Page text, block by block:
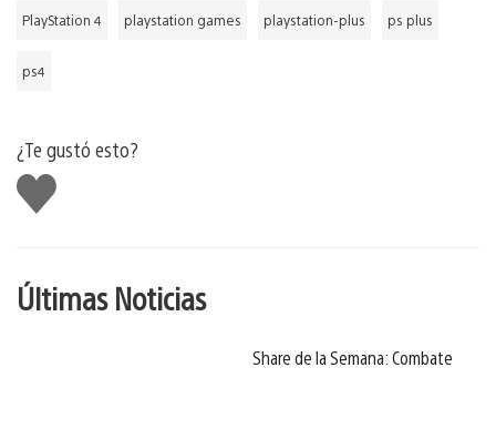
PlayStation 4 playstation games playstation-plus ps plus
ps4
¿Te gustó esto?
Me
gusta
Últimas Noticias
Share de la Semana: Combate